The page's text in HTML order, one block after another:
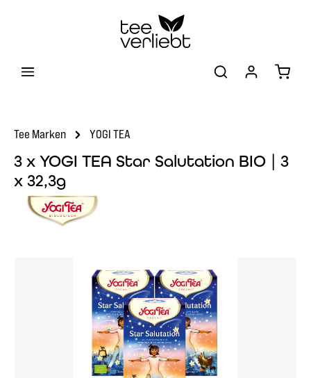
Tee Marken YOGI TEA
3 x YOGI TEA Star Salutation BIO | 3
x 32,3g